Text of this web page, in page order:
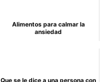
Alimentos para calmar la
ansiedad
Que se le dice a una persona con